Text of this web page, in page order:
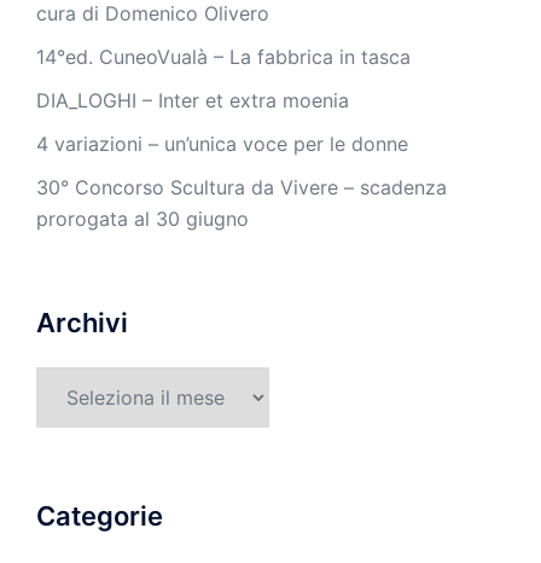
cura di Domenico Olivero
14°ed. CuneoVualà – La fabbrica in tasca
DIA_LOGHI – Inter et extra moenia
4 variazioni – un’unica voce per le donne
30° Concorso Scultura da Vivere – scadenza
prorogata al 30 giugno
Archivi
Categorie